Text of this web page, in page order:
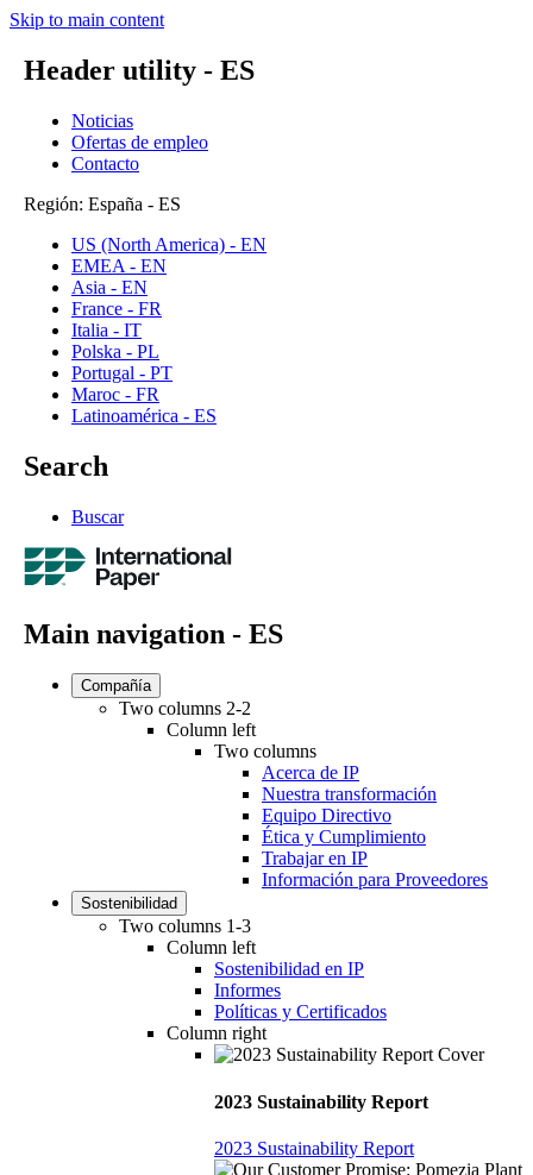
Skip to main content
Header utility - ES
Noticias
Ofertas de empleo
Contacto
Región: España - ES
US (North America) - EN
EMEA - EN
Asia - EN
France - FR
Italia - IT
Polska - PL
Portugal - PT
Maroc - FR
Latinoamérica - ES
Search
Buscar
Main navigation - ES
Compañía
Two columns 2-2
Column left
Two columns
Acerca de IP
Nuestra transformación
Equipo Directivo
Ética y Cumplimiento
Trabajar en IP
Información para Proveedores
Sostenibilidad
Two columns 1-3
Column left
Sostenibilidad en IP
Informes
Políticas y Certificados
Column right
2023 Sustainability Report
2023 Sustainability Report